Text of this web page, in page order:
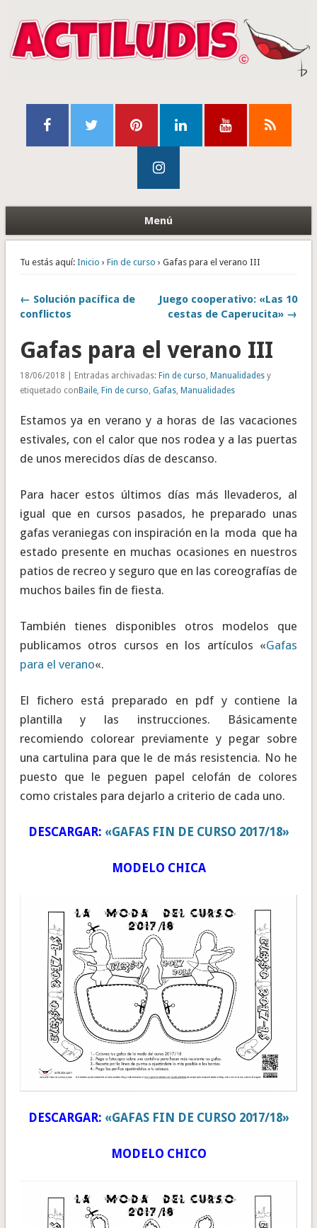
Menú
Tu estás aquí: Inicio › Fin de curso › Gafas para el verano III
← Solución pacífica de
conflictos
Juego cooperativo: «Las 10
cestas de Caperucita» →
Gafas para el verano III
18/06/2018 | Entradas archivadas: Fin de curso, Manualidadesy
etiquetado con Baile, Fin de curso, Gafas, Manualidades
Estamos ya en verano y a horas de las vacaciones
estivales, con el calor que nos rodea y a las puertas
de unos merecidos días de descanso.
Para hacer estos últimos días más llevaderos, al
igual que en cursos pasados, he preparado unas
gafas veraniegas con inspiración en la moda que ha
estado presente en muchas ocasiones en nuestros
patios de recreo y seguro que en las coreografías de
muchos bailes fin de fiesta.
También tienes disponibles otros modelos que
publicamos otros cursos en los artículos «Gafas
para el verano«.
El fichero está preparado en pdf y contiene la
plantilla y las instrucciones. Básicamente
recomiendo colorear previamente y pegar sobre
una cartulina para que le de más resistencia. No he
puesto que le peguen papel celofán de colores
como cristales para dejarlo a criterio de cada uno.
DESCARGAR: «GAFAS FIN DE CURSO 2017/18»
MODELO CHICA
DESCARGAR: «GAFAS FIN DE CURSO 2017/18»
MODELO CHICO